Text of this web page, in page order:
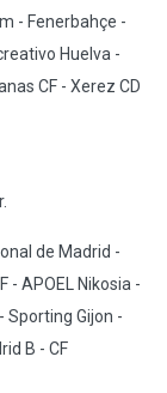
- Fenerbahçe -
Huelva -
CF - Xerez CD
de Madrid -
- APOEL Nikosia -
Sporting Gijon -
B - CF